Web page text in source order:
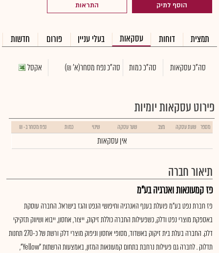
הוסף לתיק התראות
תמצית דוחות עסקאות בעלי עניין פורום חדשות
סה"כ עסקאות סה"כ כמות סה"כ נפח מסחר(א' ₪) אקסל
פירוט עסקאות יומיות
מספר שעת עסקה מצב שער עסקה שינוי כמות נפח מסחר ב- ₪
אין עסקאות
תיאור חברה
פז קמעונאות ואנרגיה בע"מ
פז חברת נפט בע"מ פועלת בענף האנרגיה וחיפושי הנפט והגז בישראל. החברה עוסקת
באספקת מוצרי נפט ודלק, כשפעילות החברה כוללת זיקוק, ייצור, אחסון, ייבוא ושיווק תזקיקי
דלק. החברה בעלת בית זיקוק באשדוד, מסופי אחסון וניפוק מוצרי דלק ורשת של כ-270 תחנות
תדלוק . לחברה גם פעילות נרחבת בתחום קמעונאות המזון, באמצעות הרשתות "Yellow",